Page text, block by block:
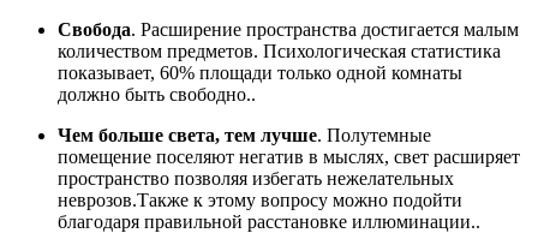
Свобода. Расширение пространства достигается малым
количеством предметов. Психологическая статистика
показывает, 60% площади только одной комнаты
должно быть свободно..
Чем больше света, тем лучше. Полутемные
помещение поселяют негатив в мыслях, свет расширяет
пространство позволяя избегать нежелательных
неврозов.Также к этому вопросу можно подойти
благодаря правильной расстановке иллюминации..